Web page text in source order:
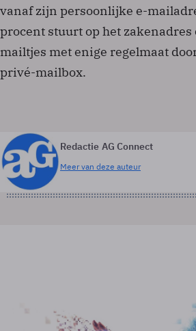
vanaf zijn persoonlijke e-
procent stuurt op het zakenadres
mailtjes met enige regelmaat
privé-mailbox.
Redactie AG Connect
Meer van deze auteur